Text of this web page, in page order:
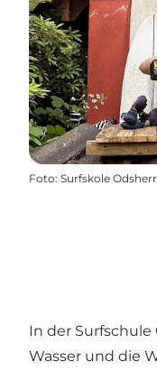
Foto: Surfskole
In der
Wasser und die